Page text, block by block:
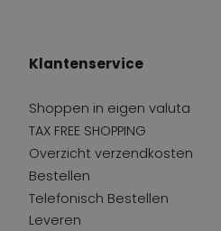
Klantenservice
Shoppen in eigen valuta
TAX FREE SHOPPING
Overzicht verzendkosten
Bestellen
Telefonisch Bestellen
Leveren